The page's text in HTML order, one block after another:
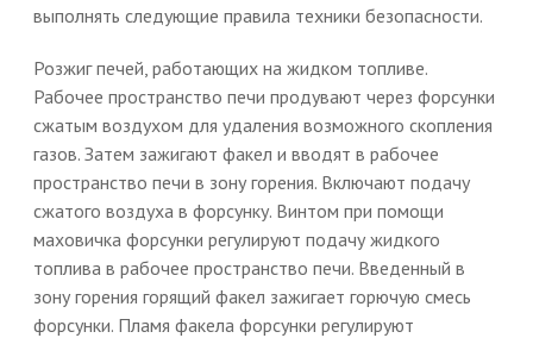
выполнять следующие правила техники безопасности.
Розжиг печей, работающих на жидком топливе.
Рабочее пространство печи продувают через форсунки
сжатым воздухом для удаления возможного скопления
газов. Затем зажигают факел и вводят в рабочее
пространство печи в зону горения. Включают подачу
сжатого воздуха в форсунку. Винтом при помощи
маховичка форсунки регулируют подачу жидкого
топлива в рабочее пространство печи. Введенный в
зону горения горящий факел зажигает горючую смесь
форсунки. Пламя факела форсунки регулируют